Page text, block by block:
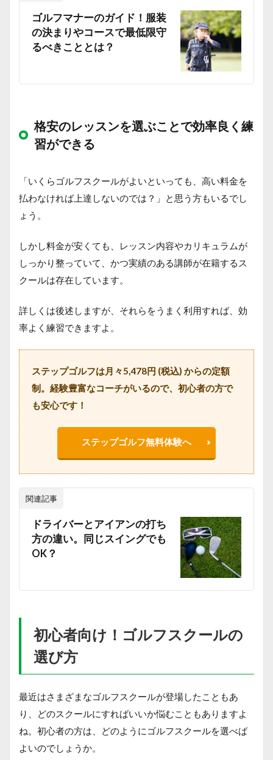
ゴルフマナーのガイド！服装
の決まりやコースで最低限守
るべきこととは？
格安のレッスンを選ぶことで効率良く練
習ができる
「いくらゴルフスクールがよいといっても、高い料金を
払わなければ上達しないのでは？」と思う方もいるでし
ょう。
しかし料金が安くても、レッスン内容やカリキュラムが
しっかり整っていて、かつ実績のある講師が在籍するス
クールは存在しています。
詳しくは後述しますが、それらをうまく利用すれば、効
率よく練習できますよ。
ステップゴルフは月々5,478円 (税込) からの定額
制。経験豊富なコーチがいるので、初心者の方で
も安心です！
ステップゴルフ無料体験へ
関連記事
ドライバーとアイアンの打ち
方の違い。同じスイングでも
OK？
初心者向け！ゴルフスクールの
選び方
最近はさまざまなゴルフスクールが登場したこともあ
り、どのスクールにすればいいか悩むこともありますよ
ね。初心者の方は、どのようにゴルフスクールを選べば
よいのでしょうか。